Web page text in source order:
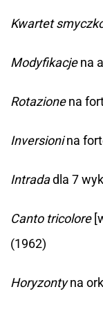
Kwartet
Modyfikacjena
Rotazionena
Inversionina
Intradadla 7
Canto tricolore
(1962)
Horyzontyna